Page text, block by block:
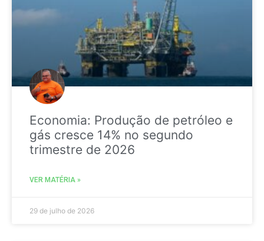
Economia: Produção de petróleo e
gás cresce 14% no segundo
trimestre de 2026
VER MATÉRIA »
29 de julho de 2026